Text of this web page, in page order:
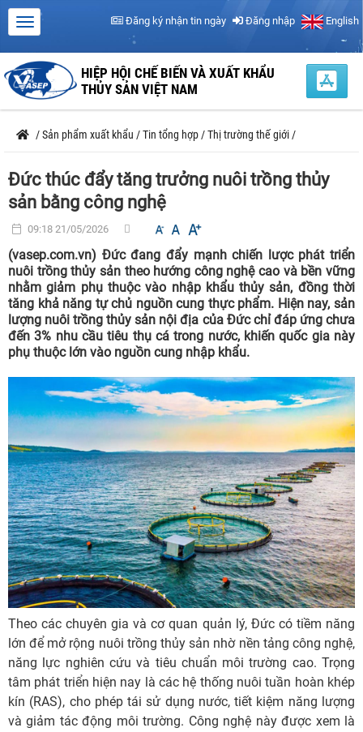
Đăng ký nhận tin ngày Đăng nhập English
HIỆP HỘI CHẾ BIẾN VÀ XUẤT KHẨU
THỦY SẢN VIỆT NAM
/Sản phẩm xuất khẩu /Tin tổng hợp /Thị trường thế giới /
Đức thúc đẩy tăng trưởng nuôi trồng thủy
sản bằng công nghệ
09:18 21/05/2026
(vasep.com.vn) Đức đang đẩy mạnh chiến lược phát triển
nuôi trồng thủy sản theo hướng công nghệ cao và bền vững
nhằm giảm phụ thuộc vào nhập khẩu thủy sản, đồng thời
tăng khả năng tự chủ nguồn cung thực phẩm. Hiện nay, sản
lượng nuôi trồng thủy sản nội địa của Đức chỉ đáp ứng chưa
đến 3% nhu cầu tiêu thụ cá trong nước, khiến quốc gia này
phụ thuộc lớn vào nguồn cung nhập khẩu.
Theo các chuyên gia và cơ quan quản lý, Đức có tiềm năng
lớn để mở rộng nuôi trồng thủy sản nhờ nền tảng công nghệ,
năng lực nghiên cứu và tiêu chuẩn môi trường cao. Trọng
tâm phát triển hiện nay là các hệ thống nuôi tuần hoàn khép
kín (RAS), cho phép tái sử dụng nước, tiết kiệm năng lượng
và giảm tác động môi trường. Công nghệ này được xem là